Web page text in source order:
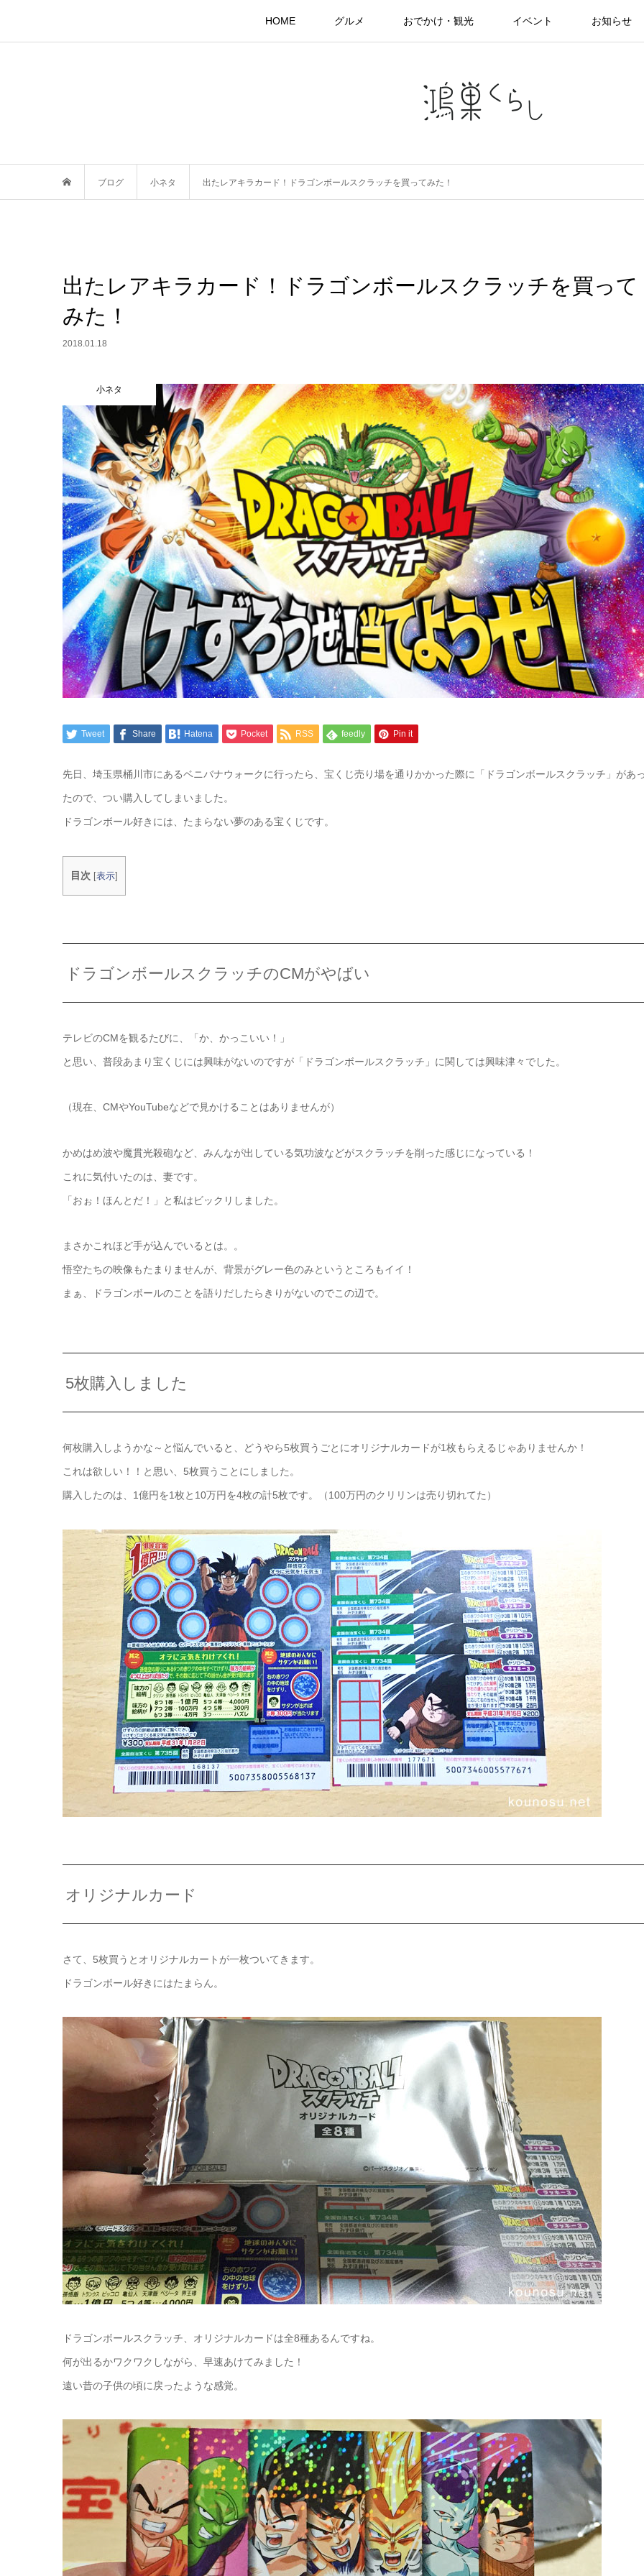
HOME グルメ おでかけ・観光 イベント お知らせ
ブログ 小ネタ 出たレアキラカード！ドラゴンボールスクラッチを買ってみた！
出たレアキラカード！ドラゴンボールスクラッチを買って
みた！
2018.01.18
小ネタ
Tweet Share Hatena Pocket RSS feedly Pin it
先日、埼玉県桶川市にあるベニバナウォークに行ったら、宝くじ売り場を通りかかった際に「ドラゴンボールスクラッチ」があ
たので、つい購入してしまいました。
ドラゴンボール好きには、たまらない夢のある宝くじです。
目次 [表示]
ドラゴンボールスクラッチのCMがやばい
テレビのCMを観るたびに、「か、かっこいい！」
と思い、普段あまり宝くじには興味がないのですが「ドラゴンボールスクラッチ」に関しては興味津々でした。
（現在、CMやYouTubeなどで見かけることはありませんが）
かめはめ波や魔貫光殺砲など、みんなが出している気功波などがスクラッチを削った感じになっている！
これに気付いたのは、妻です。
「おぉ！ほんとだ！」と私はビックリしました。
まさかこれほど手が込んでいるとは。。
悟空たちの映像もたまりませんが、背景がグレー色のみというところもイイ！
まぁ、ドラゴンボールのことを語りだしたらきりがないのでこの辺で。
5枚購入しました
何枚購入しようかな～と悩んでいると、どうやら5枚買うごとにオリジナルカードが1枚もらえるじゃありませんか！
これは欲しい！！と思い、5枚買うことにしました。
購入したのは、1億円を1枚と10万円を4枚の計5枚です。（100万円のクリリンは売り切れてた）
オリジナルカード
さて、5枚買うとオリジナルカートが一枚ついてきます。
ドラゴンボール好きにはたまらん。
ドラゴンボールスクラッチ、オリジナルカードは全8種あるんですね。
何が出るかワクワクしながら、早速あけてみました！
遠い昔の子供の頃に戻ったような感覚。